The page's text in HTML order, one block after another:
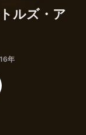
ルズ・ア
年